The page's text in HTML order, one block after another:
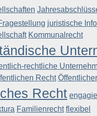
juristische
Kommunalrecht
rechtliche
Recht
Recht
Familienrecht flexibel